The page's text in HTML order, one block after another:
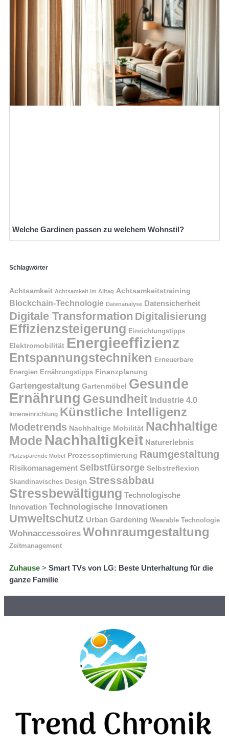
Welche Gardinen passen zu welchem Wohnstil?
Schlagwörter
Achtsamkeit Achtsamkeit im Alltag Achtsamkeitstraining
Blockchain-Technologie Datenanalyse Datensicherheit
Digitale Transformation Digitalisierung
Effizienzsteigerung Einrichtungstipps
Elektromobilität Energieeffizienz
Entspannungstechniken Erneuerbare
Energien Ernährungstipps Finanzplanung
Gartengestaltung Gartenmöbel Gesunde
Ernährung Gesundheit Industrie 4.0
Inneneinrichtung Künstliche Intelligenz
Modetrends Nachhaltige Mobilität Nachhaltige
Mode Nachhaltigkeit Naturerlebnis
Platzsparende Möbel Prozessoptimierung Raumgestaltung
Risikomanagement Selbstfürsorge Selbstreflexion
Skandinavisches Design Stressabbau
Stressbewältigung Technologische
Innovation Technologische Innovationen
Umweltschutz Urban Gardening Wearable Technologie
Wohnaccessoires Wohnraumgestaltung
Zeitmanagement
Zuhause > Smart TVs von LG: Beste Unterhaltung für die
ganze Familie